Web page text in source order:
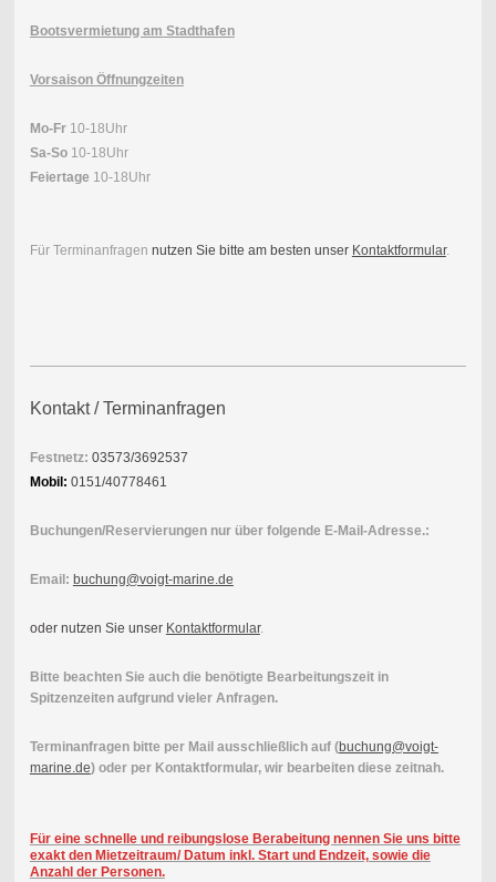
Bootsvermietung am Stadthafen
Vorsaison Öffnungzeiten
Mo-Fr10-18Uhr
Sa-So10-18Uhr
Feiertage 10-18Uhr
Für Terminanfragen nutzen Sie bitte am besten unser Kontaktformular.
Kontakt / Terminanfragen
Festnetz: 03573/3692537
Mobil: 0151/40778461
Buchungen/Reservierungen nur über folgende E-Mail-Adresse.:
Email: buchung@voigt-marine.de
oder nutzen Sie unser Kontaktformular.
Bitte beachten Sie auch die benötigte Bearbeitungszeit in
Spitzenzeiten aufgrund vieler Anfragen.
Terminanfragen bitte per Mail ausschließlich auf (buchung@voigt-
marine.de) oder per Kontaktformular, wir bearbeiten diese zeitnah.
Für eine schnelle und reibungslose Berabeitung nennen Sie uns bitte
exakt den Mietzeitraum/ Datum inkl. Start und Endzeit, sowie die
Anzahl der Personen.